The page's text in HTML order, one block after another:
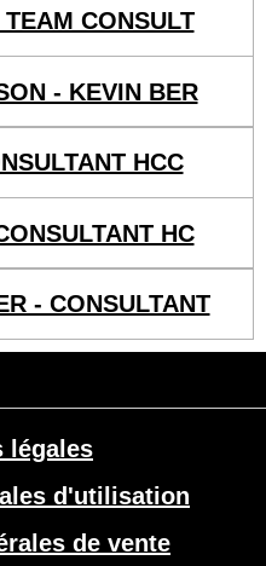
CONSULT
- KEVIN BER
HCC
HC
- CONSULTANT
légales
d'utilisation
de vente